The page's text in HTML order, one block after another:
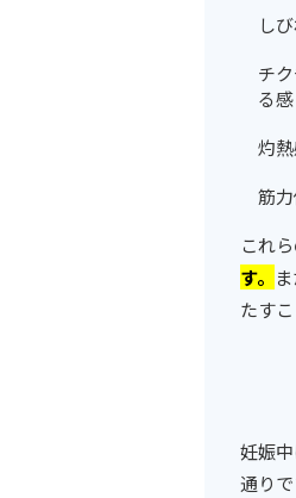
し
チ
る
灼
筋
これら
す。 ま
たすこ
妊娠
通りで